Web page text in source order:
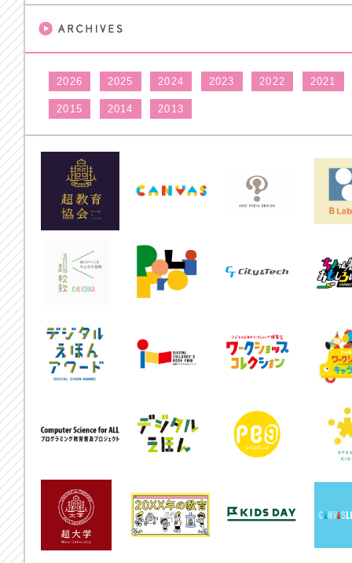
2026 2025 2024 2023 2022 2021
2015 2014 2013